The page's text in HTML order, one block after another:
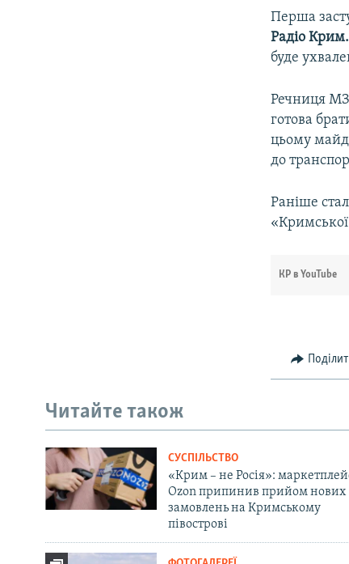
Перша
Радіо
буде
Речниця
готова
цьому
до
Раніше
КР в YouTube
Читайте також
СУСПІЛЬСТВО
«Крим – не Росія»:
Ozon припинив прийом нових
замовлень на Кримському
півострові